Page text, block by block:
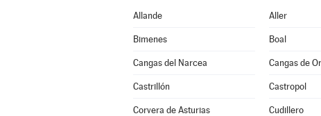
Allande Aller
Bimenes Boal
Cangas del Narcea Cangas de
Castrillón Castropol
Corvera de Asturias Cudillero